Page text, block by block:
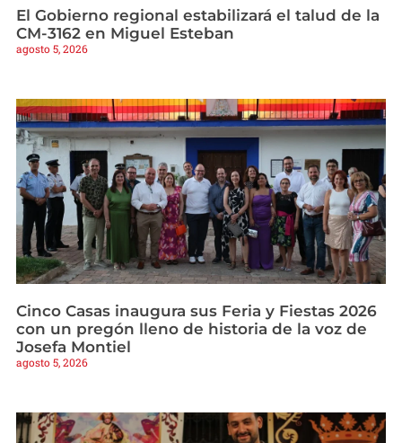
El Gobierno regional estabilizará el talud de la
CM-3162 en Miguel Esteban
agosto 5, 2026
Cinco Casas inaugura sus Feria y Fiestas 2026
con un pregón lleno de historia de la voz de
Josefa Montiel
agosto 5, 2026